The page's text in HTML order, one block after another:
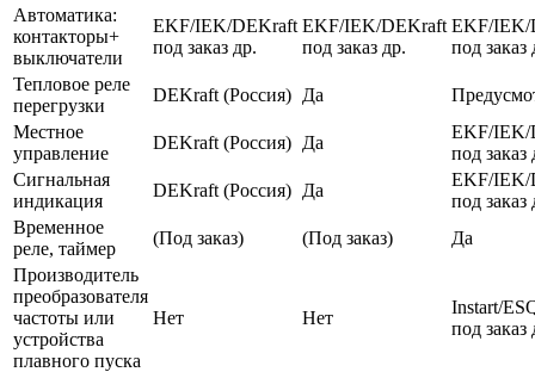
Автоматика:
контакторы+
выключатели
EKF/IEK/DEKraft
под заказ др.
EKF/IEK/DEKraft
под заказ др.
EKF/IEK/
под заказ
Тепловое реле
перегрузки
DEKraft (Россия) Да
Местное
управление
DEKraft (Россия) Да
EKF/IEK/
под заказ
Сигнальная
индикация
DEKraft (Россия) Да
EKF/IEK/
под заказ
Временное
реле, таймер
(Под заказ) (Под заказ)
Да
Производитель
преобразователя
частоты или
устройства
плавного пуска
Нет Нет
Instart/
под заказ